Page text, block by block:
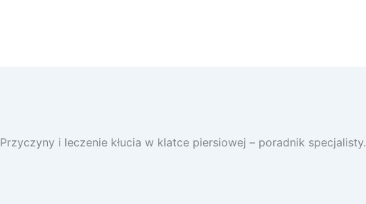
Przyczyny i leczenie kłucia w klatce piersiowej – poradnik specjalisty.